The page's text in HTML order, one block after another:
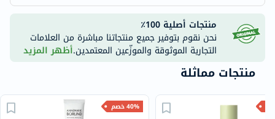
منتجات أصلية 100٪
نحن نقوم بتوفير جميع منتجاتنا مباشرة من العلامات
التجارية الموثوقة والموزّعين المعتمدين.أظهر المزيد
منتجات مماثلة
40% خصم